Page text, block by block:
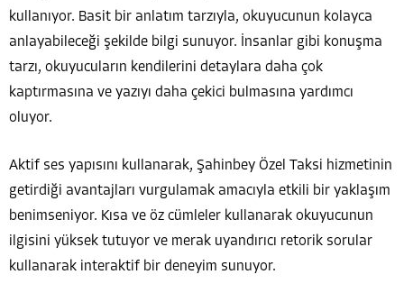
kullanıyor. Basit bir anlatım tarzıyla, okuyucunun kolayca
anlayabileceği şekilde bilgi sunuyor. İnsanlar gibi konuşma
tarzı, okuyucuların kendilerini detaylara daha çok
kaptırmasına ve yazıyı daha çekici bulmasına yardımcı
oluyor.
Aktif ses yapısını kullanarak, Şahinbey Özel Taksi hizmetinin
getirdiği avantajları vurgulamak amacıyla etkili bir yaklaşım
benimseniyor. Kısa ve öz cümleler kullanarak okuyucunun
ilgisini yüksek tutuyor ve merak uyandırıcı retorik sorular
kullanarak interaktif bir deneyim sunuyor.